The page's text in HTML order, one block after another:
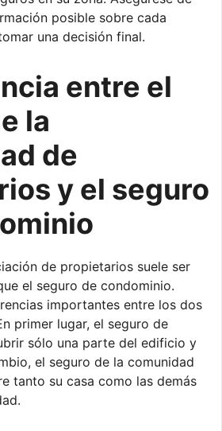
posible sobre cada
una decisión final.
entre el
la
de
y el seguro
de propietarios suele ser
el seguro de condominio.
importantes entre los dos
primer lugar, el seguro de
sólo una parte del edificio y
el seguro de la comunidad
tanto su casa como las demás